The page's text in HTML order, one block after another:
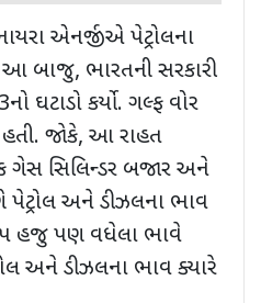
એનર્જીએ પેટ્રોલના
આ બાજુ, ભારતની સરકારી
નો ઘટાડો કર્યો. ગલ્ફ વોર
જોકે, આ રાહત
ગેસ સિલિન્ડર બજાર અને
અને ડીઝલના ભાવ
પંપ હજુ પણ વધેલા ભાવે
અને ડીઝલના ભાવ ક્યારે